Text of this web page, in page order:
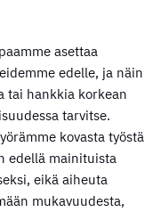
asettaa
edelle, ja näin
tai hankkia korkean
tarvitse.
kovasta työstä
edellä mainituista
eikä aiheuta
mukavuudesta,